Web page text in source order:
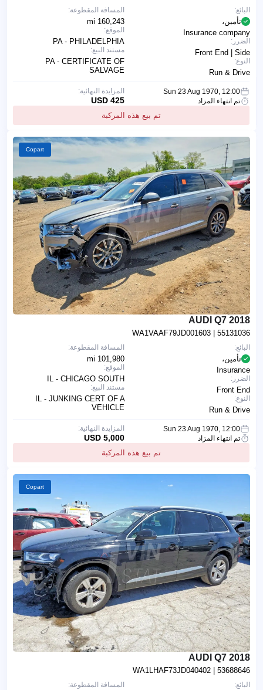
المسافة المقطوعة:
160,243 mi
الموقع:
PA - PHILADELPHIA
مستند البيع:
PA - CERTIFICATE OF
SALVAGE
البائع:
تأمين،
Insurance company
الضرر:
Front End | Side
النوع:
Run & Drive
Sun 23 Aug 1970, 12:00
تم انتهاء المزاد
تم بيع هذه المركبة
المزايدة النهائية:
425 USD
Copart
2018 AUDI Q7
WA1VAAF79JD001603 | 55131036
المسافة المقطوعة:
101,980 mi
الموقع:
IL - CHICAGO SOUTH
مستند البيع:
IL - JUNKING CERT OF A
VEHICLE
البائع:
تأمين،
Insurance
الضرر:
Front End
النوع:
Run & Drive
Sun 23 Aug 1970, 12:00
تم انتهاء المزاد
تم بيع هذه المركبة
المزايدة النهائية:
5,000 USD
Copart
2018 AUDI Q7
WA1LHAF73JD040402 | 53688646
المسافة المقطوعة: البائع: